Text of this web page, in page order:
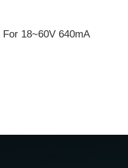
18~60V 640mA